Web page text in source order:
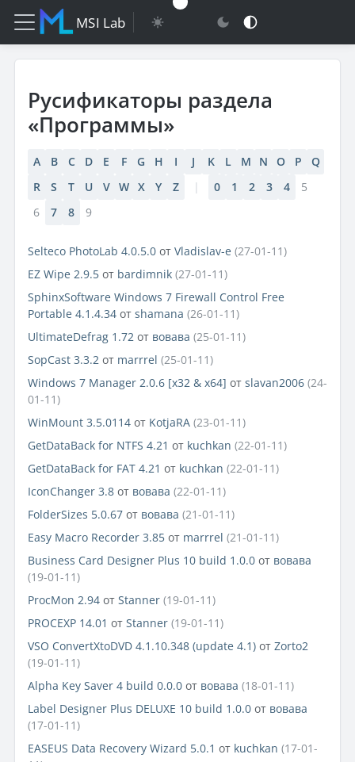
MSI Lab
Русификаторы раздела
«Программы»
A B C D E F G H I J K L M N O P
Q
R
S T U V W X Y Z | 0 1 2 3 4
5
6
7 8 9
Selteco PhotoLab 4.0.5.0 от Vladislav-e (27-01-11)
EZ Wipe 2.9.5 от bardimnik (27-01-11)
SphinxSoftware Windows 7 Firewall Control Free
Portable 4.1.4.34 от shamana (26-01-11)
UltimateDefrag 1.72 от вовава (25-01-11)
SopCast 3.3.2 от marrrel (25-01-11)
Windows 7 Manager 2.0.6 [x32 & x64] от slavan2006 (24-
01-11)
WinMount 3.5.0114 от KotjaRA (23-01-11)
GetDataBack for NTFS 4.21 от kuchkan (22-01-11)
GetDataBack for FAT 4.21 от kuchkan (22-01-11)
IconChanger 3.8 от вовава (22-01-11)
FolderSizes 5.0.67 от вовава (21-01-11)
Easy Macro Recorder 3.85 от marrrel (21-01-11)
Business Card Designer Plus 10 build 1.0.0 от вовава
(19-01-11)
ProcMon 2.94 от Stanner (19-01-11)
PROCEXP 14.01 от Stanner (19-01-11)
VSO ConvertXtoDVD 4.1.10.348 (update 4.1) от Zorto2
(19-01-11)
Alpha Key Saver 4 build 0.0.0 от вовава (18-01-11)
Label Designer Plus DELUXE 10 build 1.0.0 от вовава
(17-01-11)
EASEUS Data Recovery Wizard 5.0.1 от kuchkan (17-01-